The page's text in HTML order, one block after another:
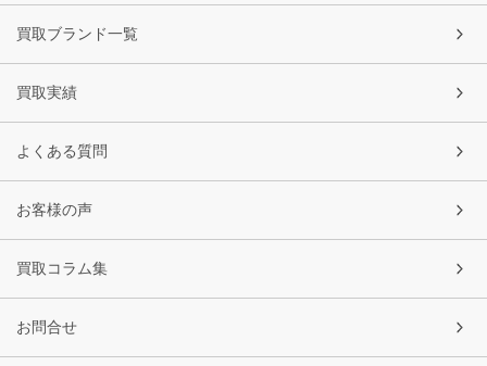
買取ブランド一覧
買取実績
よくある質問
お客様の声
買取コラム集
お問合せ